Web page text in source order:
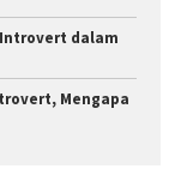
dalam
Mengapa